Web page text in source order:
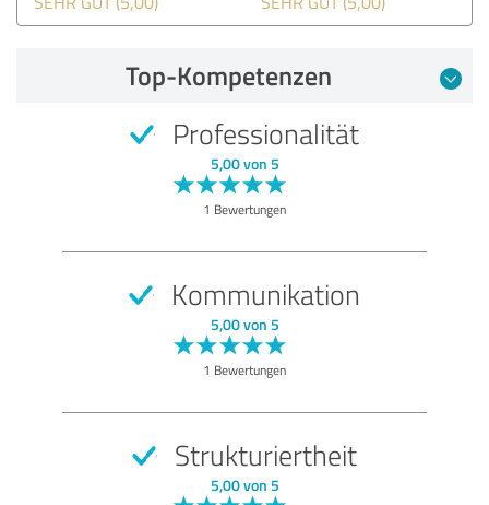
Top-Kompetenzen
Professionalität
5,00 von 5
1 Bewertungen
Kommunikation
5,00 von 5
1 Bewertungen
Strukturiertheit
5,00 von 5